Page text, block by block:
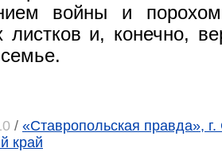
войны и
листков и, конечно,
/ «Ставропольская правда»,
край